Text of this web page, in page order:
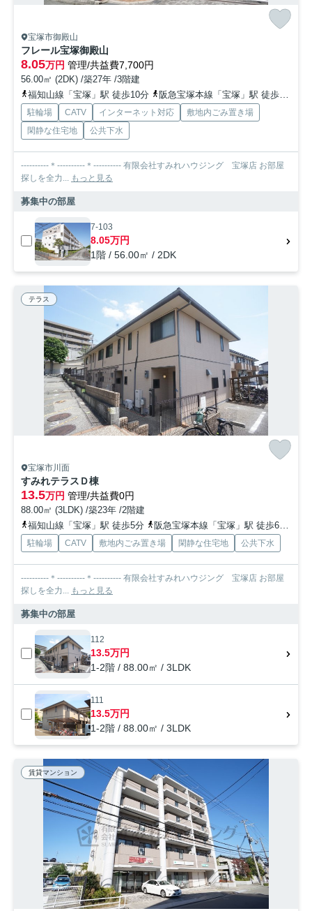
宝塚市御殿山
フレール宝塚御殿山
8.05万円 管理/共益費7,700円
56.00㎡ (2DK) /築27年 /3階建
福知山線「宝塚」駅 徒歩10分
阪急宝塚本線「宝塚」駅 徒歩10分
駐輪場 CATV インターネット対応
敷地内ごみ置き場
閑静な住宅地
公共下水
----------＊----------＊---------- 有限会社すみれハウジング 宝塚店 お部屋
探しを全力... もっと見る
募集中の部屋
7-103
8.05万円
1階 / 56.00㎡ / 2DK
テラス
宝塚市川面
すみれテラスＤ棟
13.5万円 管理/共益費0円
88.00㎡ (3LDK) /築23年 /2階建
福知山線「宝塚」駅 徒歩5分
阪急宝塚本線「宝塚」駅 徒歩6分
駐輪場 CATV 敷地内ごみ置き場 閑静な住宅地 公共下水
----------＊----------＊---------- 有限会社すみれハウジング 宝塚店 お部屋
探しを全力... もっと見る
募集中の部屋
112
13.5万円
1-2階 / 88.00㎡ / 3LDK
111
13.5万円
1-2階 / 88.00㎡ / 3LDK
賃貸マンション